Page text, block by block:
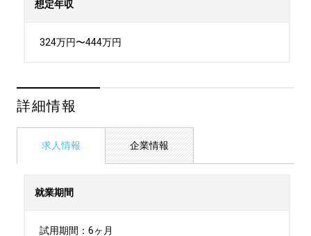
想定年収
324万円〜444万円
詳細情報
求人情報 企業情報
就業期間
試用期間：6ヶ月